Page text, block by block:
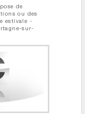
de
ou des
estivale -
sur-